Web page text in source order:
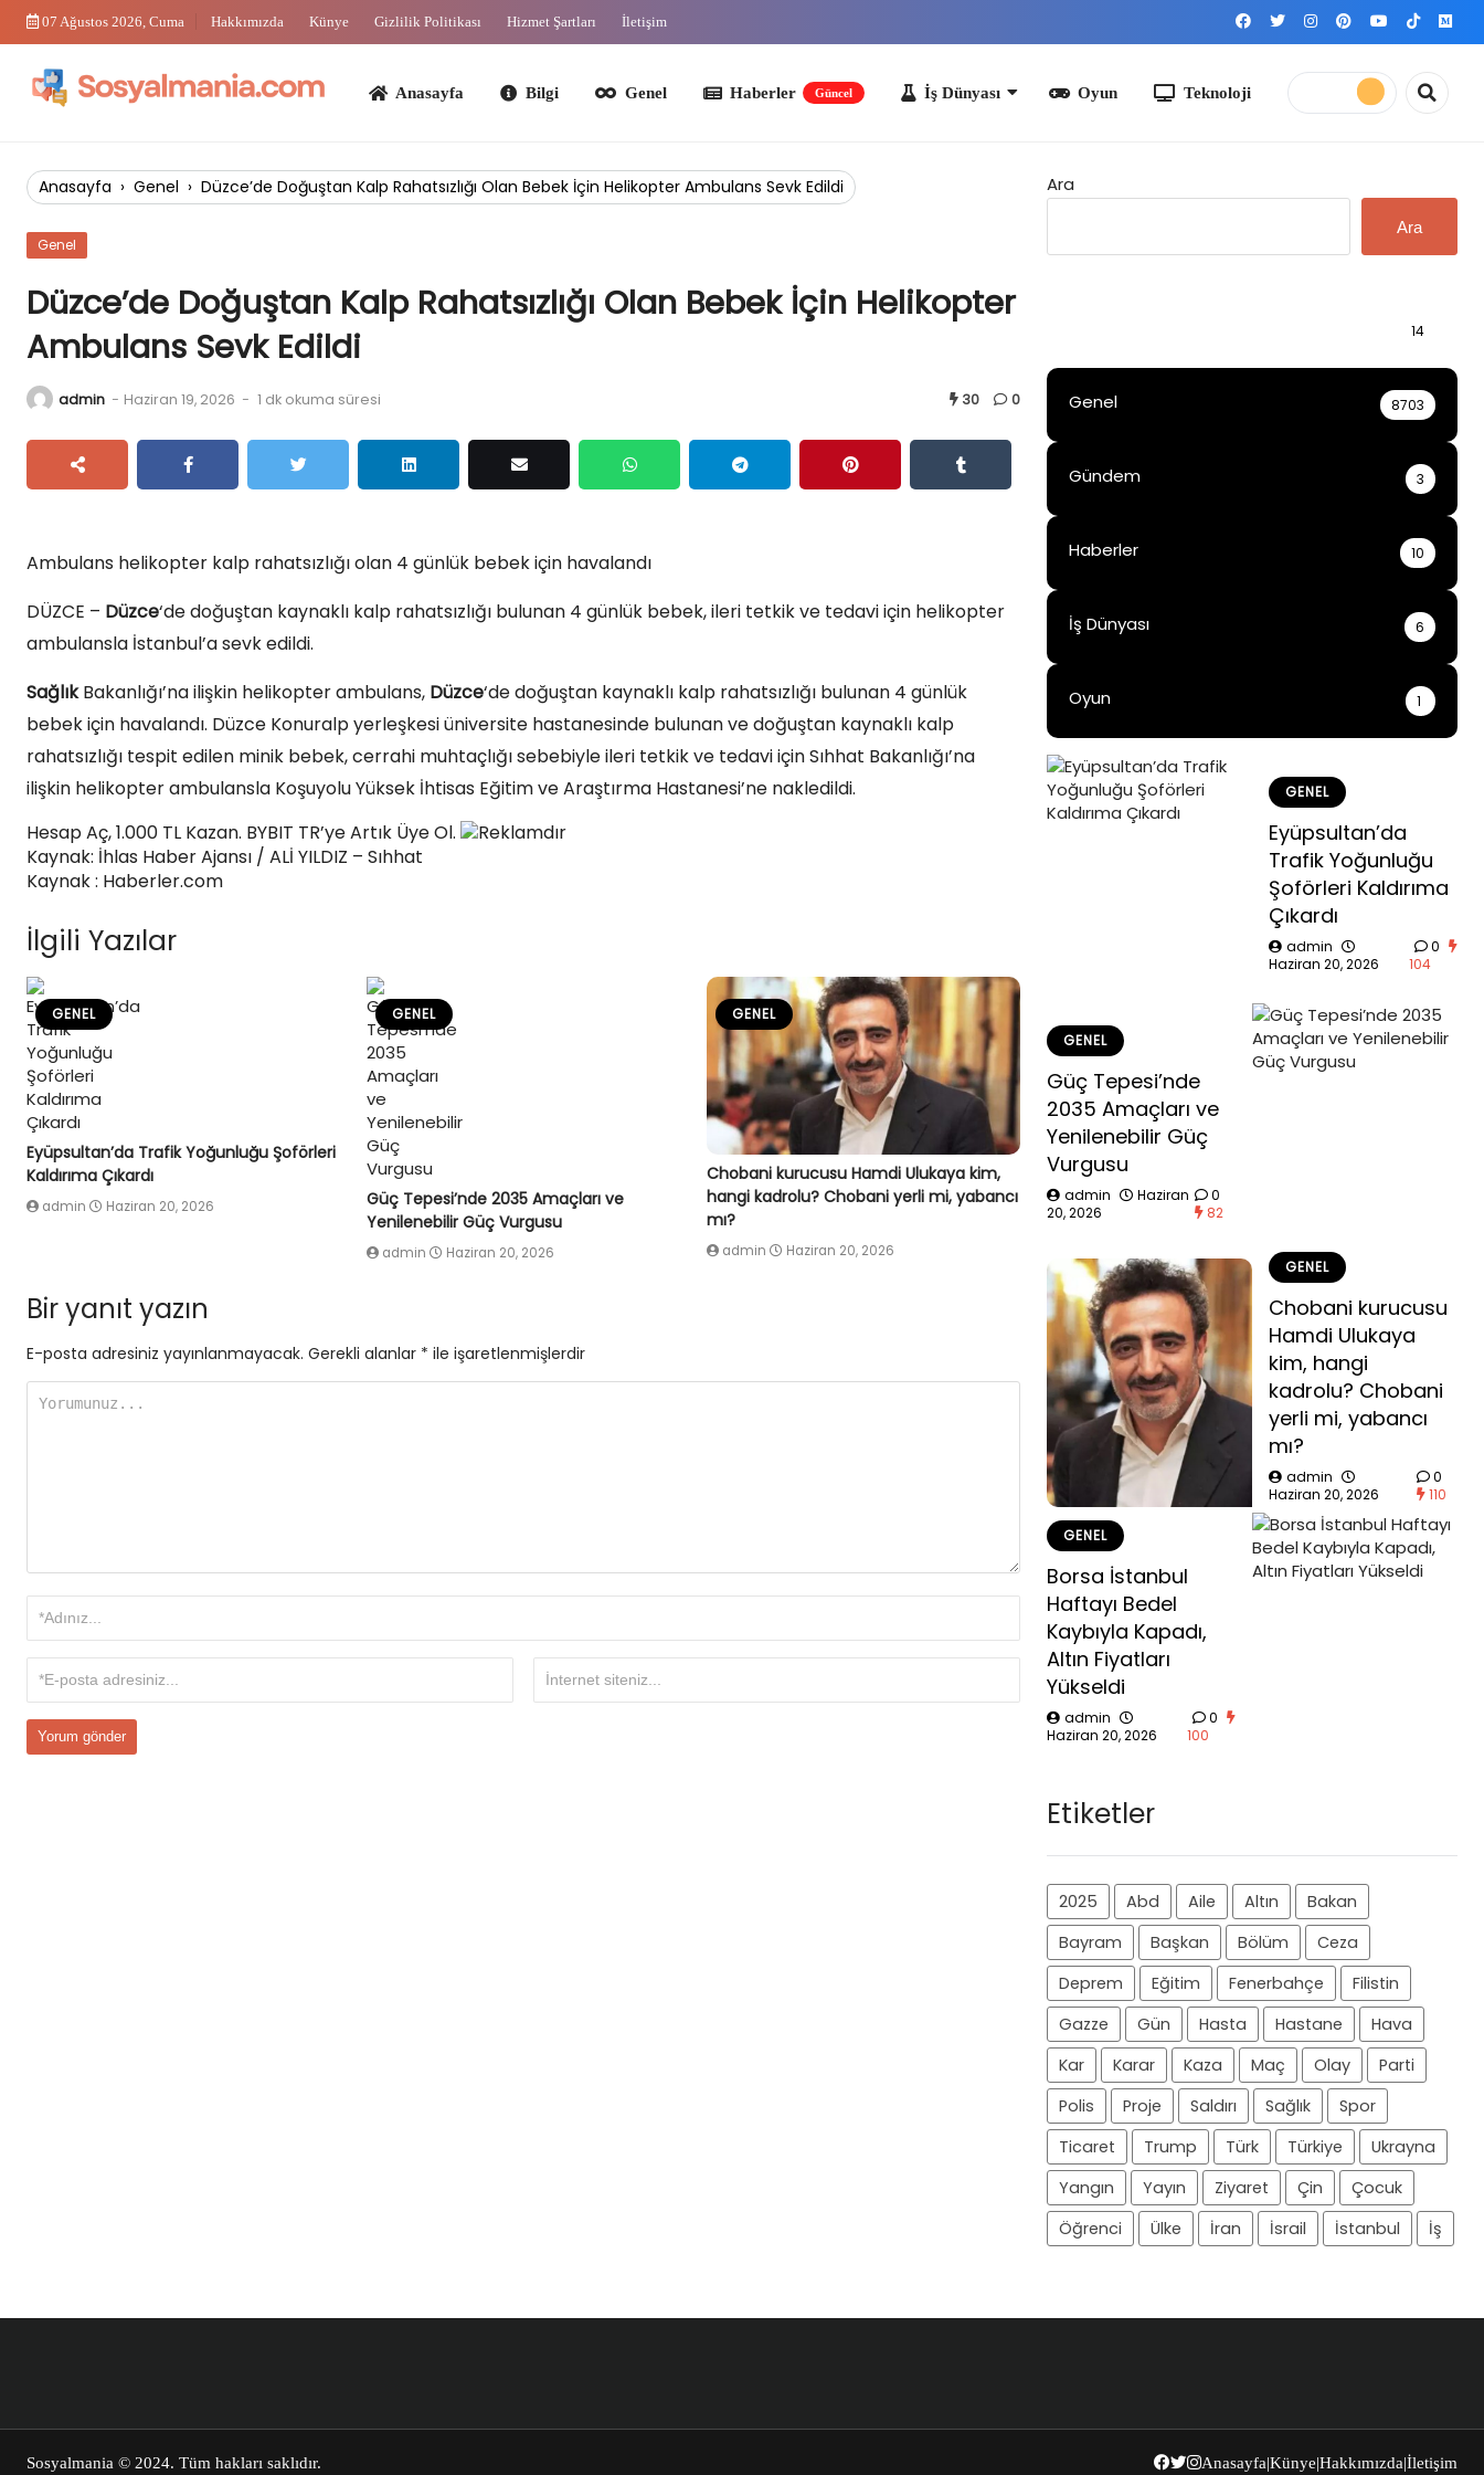
Skip
07 Ağustos 2026, Cuma Hakkımızda Künye Gizlilik Politikası Hizmet Şartları İletişim
Anasayfa Bilgi Genel Haberler İş Dünyası Teknoloji
Anasayfa › Genel › Düzce’de Doğuştan Kalp Rahatsızlığı Olan Bebek İçin Helikopter Ambulans Sevk Edildi
Genel
Düzce’de Doğuştan Kalp Rahatsızlığı Olan Bebek İçin Helikopter
Ambulans Sevk Edildi
admin - Haziran 19, 2026 - 1 dk okuma süresi 30 0
Ambulans helikopter kalp rahatsızlığı olan 4 günlük bebek için havalandı
DÜZCE – Düzce‘de doğuştan kaynaklı kalp rahatsızlığı bulunan 4 günlük bebek, ileri tetkik ve tedavi için helikopter
ambulansla İstanbul’a sevk edildi.
SağlıkBakanlığı’na ilişkin helikopter ambulans, Düzce‘de doğuştan kaynaklı kalp rahatsızlığı bulunan 4 günlük
bebek için havalandı. Düzce Konuralp yerleşkesi üniversite hastanesinde bulunan ve doğuştan kaynaklı kalp
rahatsızlığı tespit edilen minik bebek, cerrahi muhtaçlığı sebebiyle ileri tetkik ve tedavi için Sıhhat Bakanlığı’na
ilişkin helikopter ambulansla Koşuyolu Yüksek İhtisas Eğitim ve Araştırma Hastanesi’ne nakledildi.
Hesap Aç, 1.000 TL Kazan. BYBIT TR’ye Artık Üye Ol.
Reklamdır
Kaynak: İhlas Haber Ajansı / ALİ YILDIZ – Sıhhat
Kaynak : Haberler.com
İlgili Yazılar
GENEL
Eyüpsultan’da Trafik Yoğunluğu Şoförleri
Kaldırıma Çıkardı
admin Haziran 20, 2026
GENEL
Güç Tepesi’nde 2035 Amaçları ve
Yenilenebilir Güç Vurgusu
admin Haziran 20, 2026
GENEL
Chobani kurucusu Hamdi Ulukaya kim,
hangi kadrolu? Chobani yerli mi, yabancı
mı?
admin Haziran 20, 2026
Bir yanıt yazın
E-posta adresiniz yayınlanmayacak. Gerekli alanlar * ile işaretlenmişlerdir
Ara
Ara
14
Genel 8703
Gündem 3
Haberler 10
İş Dünyası 6
Oyun 1
GENEL
Eyüpsultan’da
Trafik Yoğunluğu
Şoförleri Kaldırıma
Çıkardı
admin
Haziran 20, 2026
0
104
GENEL
Güç Tepesi’nde
2035 Amaçları ve
Yenilenebilir Güç
Vurgusu
admin
Haziran
20, 2026
0
82
GENEL
Chobani kurucusu
Hamdi Ulukaya
kim, hangi
kadrolu? Chobani
yerli mi, yabancı
mı?
admin
Haziran 20, 2026
0
110
GENEL
Borsa İstanbul
Haftayı Bedel
Kaybıyla Kapadı,
Altın Fiyatları
Yükseldi
admin
Haziran 20, 2026
0
100
Etiketler
2025 Abd Aile Altın
Bakan
Bayram
Başkan Bölüm
Ceza
Deprem
Eğitim Fenerbahçe
Filistin
Gazze
Gün Hasta Hastane
Hava
Kar
Karar Kaza Maç Olay
Parti
Polis
Proje Saldırı Sağlık
Spor
Ticaret
Trump Türk Türkiye
Ukrayna
Yangın
Yayın Ziyaret Çin
Çocuk
Öğrenci
Ülke İran İsrail İstanbul İş
Sosyalmania © 2024. Tüm hakları saklıdır. Anasayfa|Künye|Hakkımızda|İletişim